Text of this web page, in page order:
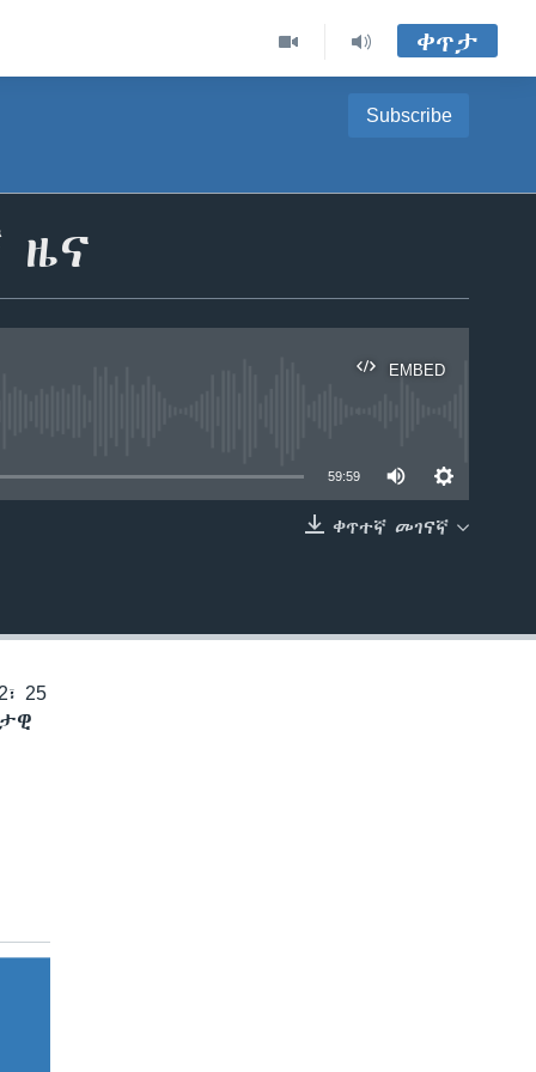
ቀጥታ
Subscribe
ዜና
EMBED
59:59
ቀጥተኛ መገናኛ
25